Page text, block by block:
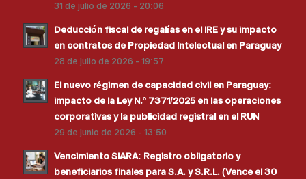
31 de julio de 2026 - 20:06
Deducción fiscal de regalías en el IRE y su impacto
en contratos de Propiedad Intelectual en Paraguay
28 de julio de 2026 - 19:57
El nuevo régimen de capacidad civil en Paraguay:
impacto de la Ley N.º 7371/2025 en las operaciones
corporativas y la publicidad registral en el RUN
29 de junio de 2026 - 13:50
Vencimiento SIARA: Registro obligatorio y
beneficiarios finales para S.A. y S.R.L. (Vence el 30